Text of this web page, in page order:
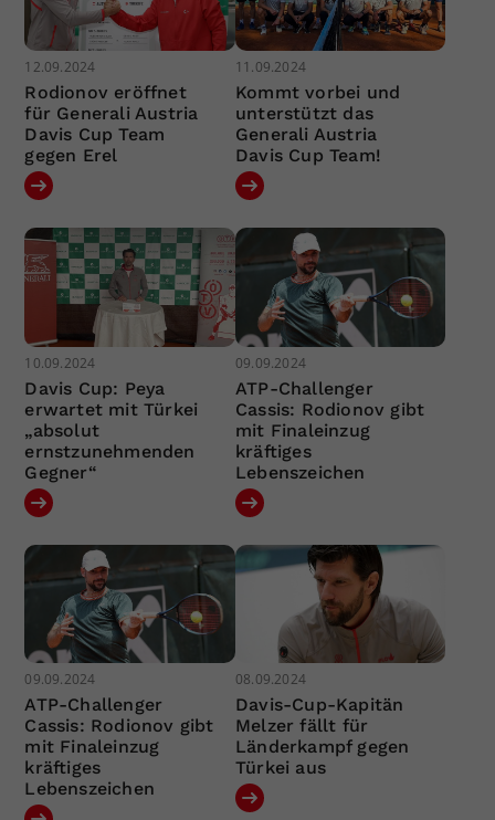
12.09.2024
Rodionov eröffnet
für Generali Austria
Davis Cup Team
gegen Erel
11.09.2024
Kommt vorbei und
unterstützt das
Generali Austria
Davis Cup Team!
10.09.2024
Davis Cup: Peya
erwartet mit Türkei
„absolut
ernstzunehmenden
Gegner“
09.09.2024
ATP-Challenger
Cassis: Rodionov gibt
mit Finaleinzug
kräftiges
Lebenszeichen
09.09.2024
ATP-Challenger
Cassis: Rodionov gibt
mit Finaleinzug
kräftiges
Lebenszeichen
08.09.2024
Davis-Cup-Kapitän
Melzer fällt für
Länderkampf gegen
Türkei aus